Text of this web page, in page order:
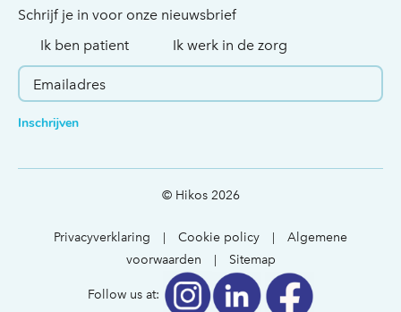
Hoe kunnen we je helpen?
Schrijf je in voor onze nieuwsbrief
Ik ben patient
Ik werk in de zorg
Inschrijven
© Hikos 2026
Privacyverklaring Cookie policy
Algemene
voorwaarden
Sitemap
Follow us at: